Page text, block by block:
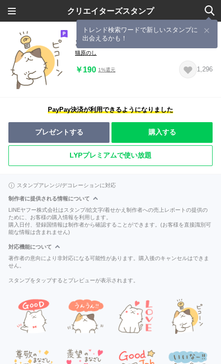
クリエイターズスタンプ
トレンド検索ワードで新しいスタンプに
出会えるかも！
カラフル素敵なにゃんこーず
猫原のし
￥190 1%還元 1,296
PayPay決済が利用できるようになりました
プレゼントする 購入する
LYPプレミアムで使い放題
スタンプアレンジ/デコレーションに対応
制作者に提供される情報について
LINEヤフー株式会社はスタンプ/絵文字/着せかえ制作者への売上レポートの提供の
ために、お客様の購入情報を利用します。
購入日付、登録国情報は制作者から確認することができます。(お客様を直接識別可
能な情報は含まれません)
対応機能について
著作者の意向により非対応になる可能性があります。購入後のキャンセルはできま
せん。
スタンプをタップするとプレビューが表示されます。